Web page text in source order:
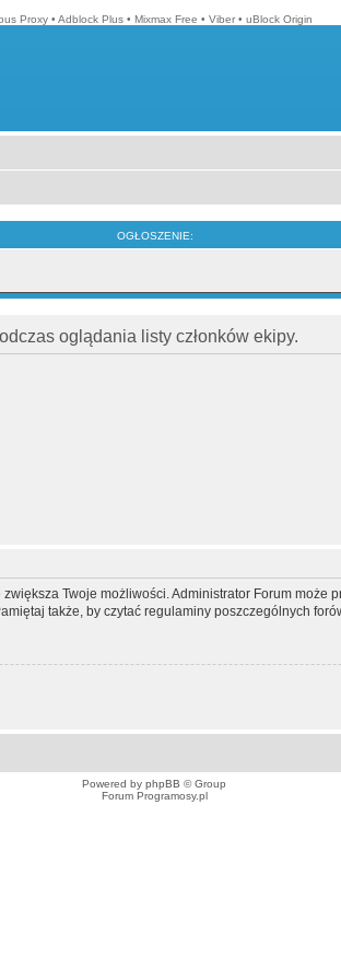
Proxy • Adblock Plus • Mixmax Free • Viber • uBlock Origin
OGŁOSZENIE:
oglądania listy członków ekipy.
Twoje możliwości. Administrator Forum
także, by czytać regulaminy poszczególnych
Powered by phpBB © Group
Forum Programosy.pl